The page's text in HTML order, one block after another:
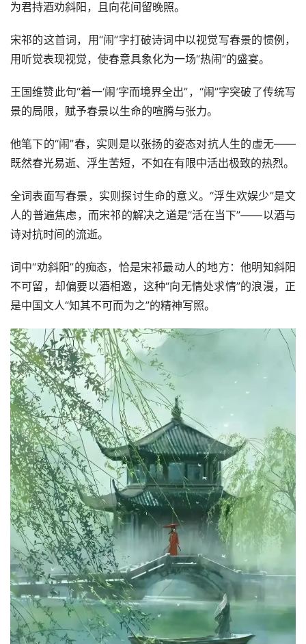
为君持酒劝斜阳，且向花间留晚照。
宋祁的这首词，用“闹”字打破诗词中以视觉写春景的惯例，
用听觉表现视觉，使春意具象化为一场“热闹”的盛宴。
王国维赞此句“着一‘闹’字而境界全出”，“闹”字突破了传统写
景的局限，赋予春景以生命的喧腾与张力。
他笔下的“闹”春，实则是以张扬的姿态对抗人生的虚无——
既然春光易逝、浮生苦短，不如在有限中活出极致的热烈。
全词表面写春景，实则探讨生命的意义。“浮生欢娱少”是文
人的普遍焦虑，而宋祁的解决之道是“活在当下”——以酒与
诗对抗时间的流逝。
词中“劝斜阳”的痴态，恰是宋祁最动人的地方：他明知斜阳
不可留，却偏要以酒相邀，这种“向无情处求情”的浪漫，正
是中国文人“知其不可而为之”的精神写照。